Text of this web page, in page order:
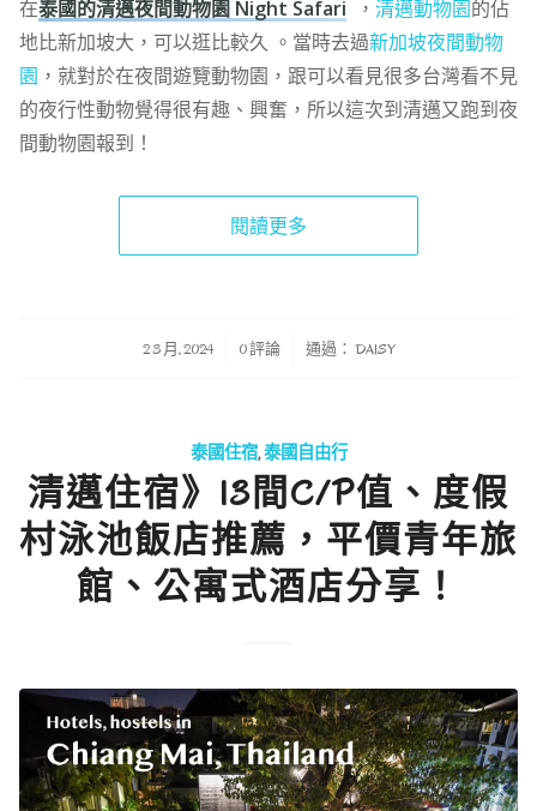
在泰國的清邁夜間動物園 Night Safari ， 清邁動物園的佔
地比新加坡大，可以逛比較久 。當時去過新加坡夜間動物
園 ，就對於在夜間遊覽動物園，跟可以看見很多台灣看不見
的夜行性動物覺得很有趣、興奮，所以這次到清邁又跑到夜
間動物園報到！
閱讀更多
2 3 月, 2024
/ 0 評論 通過： DAISY
泰國住宿,泰國自由行
清邁住宿》13間C/P值、度假
村泳池飯店推薦，平價青年旅
館、公寓式酒店分享！